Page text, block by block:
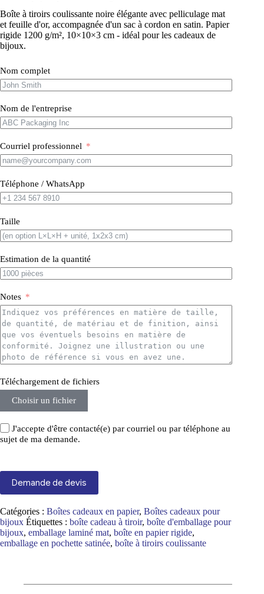
Boîte à tiroirs coulissante noire élégante avec pelliculage mat
et feuille d'or, accompagnée d'un sac à cordon en satin. Papier
rigide 1200 g/m², 10×10×3 cm - idéal pour les cadeaux de
bijoux.
Nom complet
Nom de l'entreprise
Courriel professionnel
Téléphone / WhatsApp
Taille
Estimation de la quantité
Notes
Téléchargement de fichiers
Choisir un fichier
J'accepte d'être contacté(e) par courriel ou par téléphone au
sujet de ma demande.
Demande de devis
Catégories : Boîtes cadeaux en papier, Boîtes cadeaux pour
bijoux Étiquettes : boîte cadeau à tiroir, boîte d'emballage pour
bijoux, emballage laminé mat, boîte en papier rigide,
emballage en pochette satinée, boîte à tiroirs coulissante